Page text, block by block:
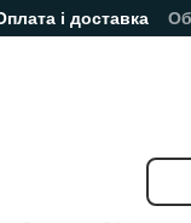
і доставка
магазин